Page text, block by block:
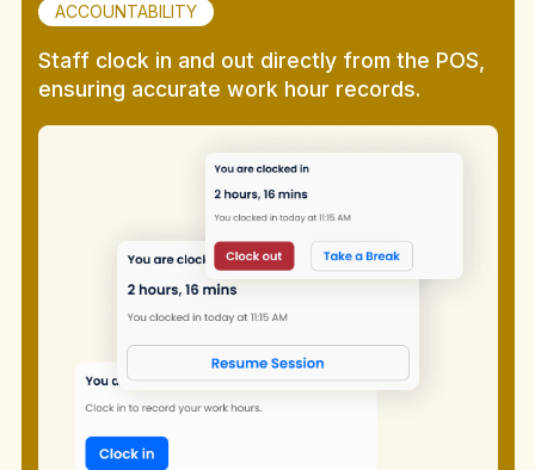
ACCOUNTABILITY
Staff clock in and out directly from the POS,
ensuring accurate work hour records.